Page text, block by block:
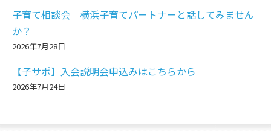
子育て相談会 横浜子育てパートナーと話してみません
か？
2026年7月28日
【子サポ】入会説明会申込みはこちらから
2026年7月24日